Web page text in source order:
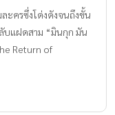
ะครซึ่งโด่งดังจนถึงขั้น
บแฝดสาม “มินกุก มัน
Return of